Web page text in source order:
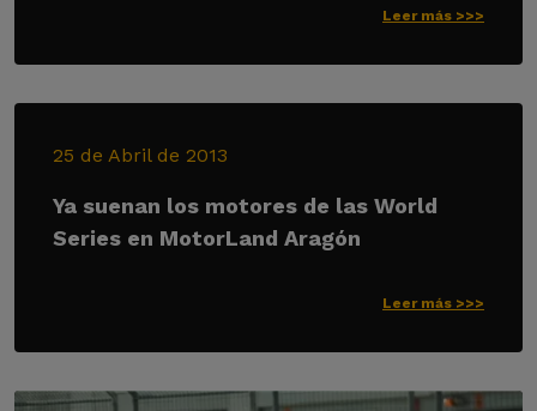
Leer más >>>
25 de Abril de 2013
Ya suenan los motores de las World
Series en MotorLand Aragón
Leer más >>>